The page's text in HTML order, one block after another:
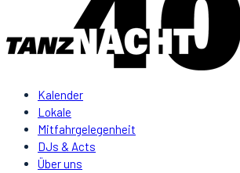
Kalender
Lokale
Mitfahrgelegenheit
DJs & Acts
Über uns